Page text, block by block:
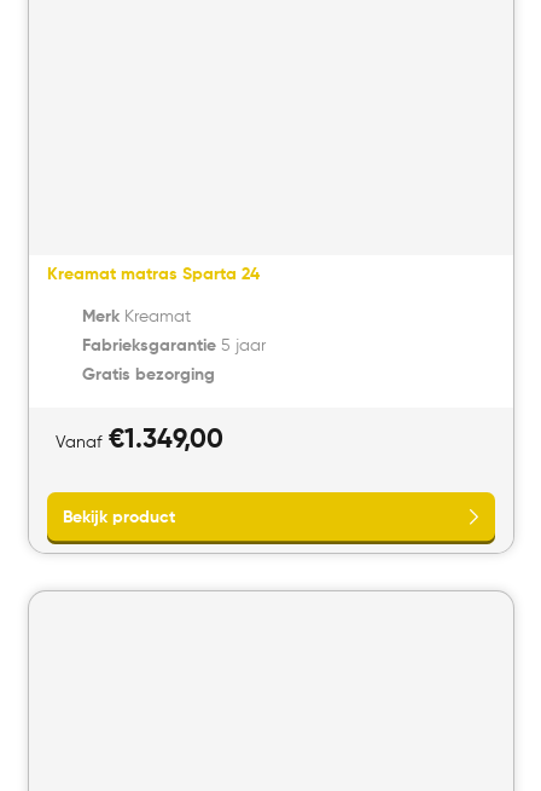
Kreamat matras Sparta 24
MerkKreamat
Fabrieksgarantie5 jaar
Gratis bezorging
Vanaf €1.349,00